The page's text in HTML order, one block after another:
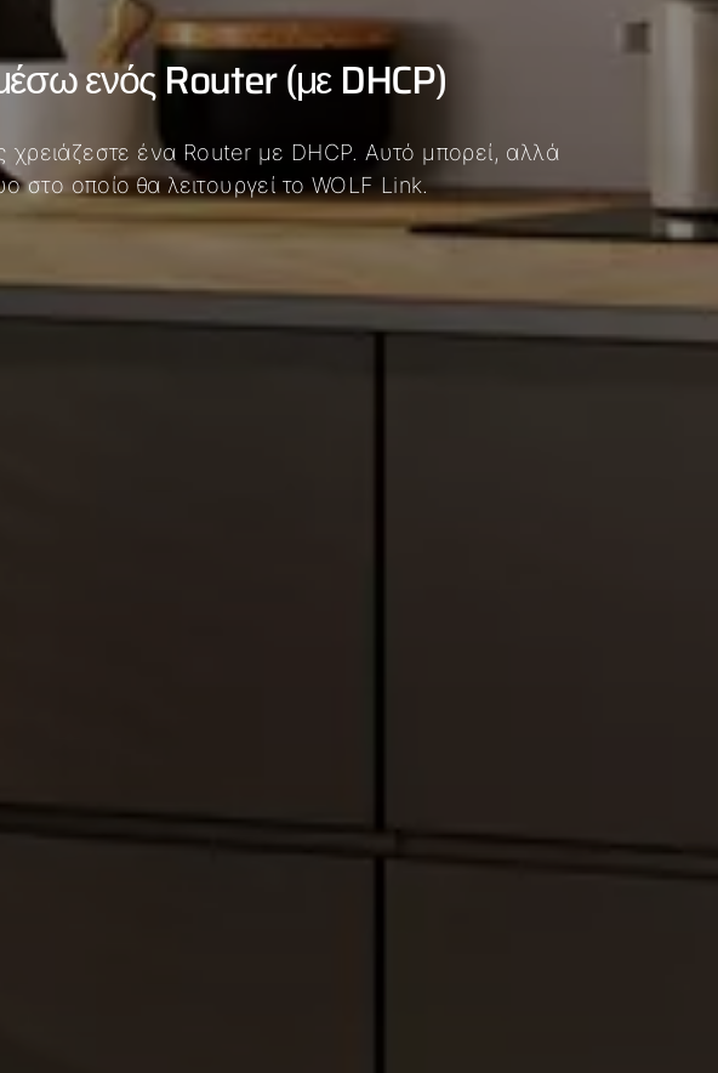
ενός Router (με DHCP)
χρειάζεστε ένα Router με DHCP. Αυτό μπορεί, αλλά
στο οποίο θα λειτουργεί το WOLF Link.